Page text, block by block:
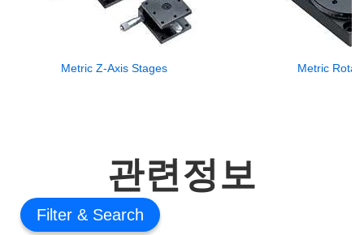
Metric Z-Axis Stages Metric
관련정보
Filter